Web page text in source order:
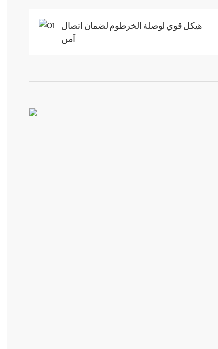
هيكل قوي لوصلة الخرطوم لضمان اتصال
آمن